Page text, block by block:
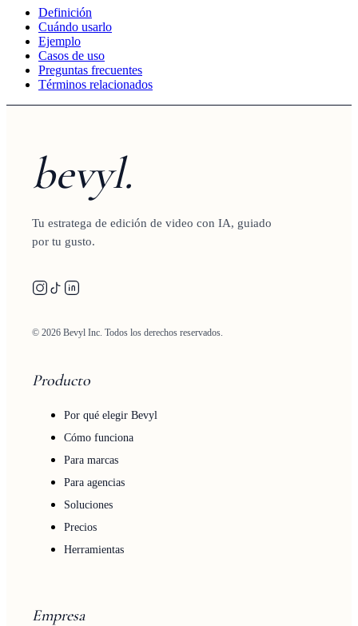
Definición
Cuándo usarlo
Ejemplo
Casos de uso
Preguntas frecuentes
Términos relacionados
bevyl.
Tu estratega de edición de video con IA, guiado
por tu gusto.
© 2026 Bevyl Inc. Todos los derechos reservados.
Producto
Por qué elegir Bevyl
Cómo funciona
Para marcas
Para agencias
Soluciones
Precios
Herramientas
Empresa